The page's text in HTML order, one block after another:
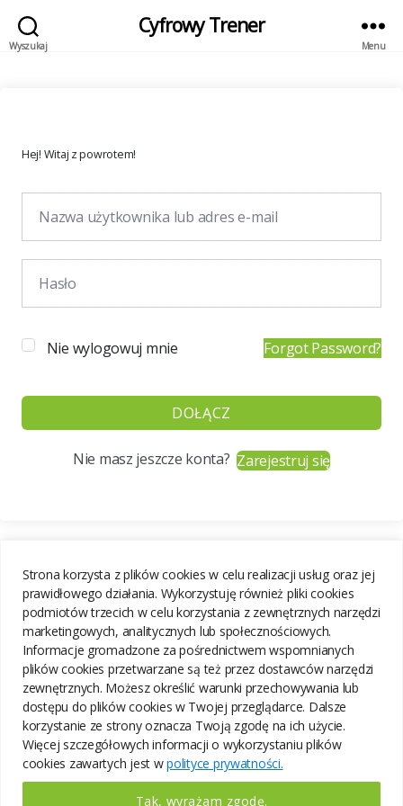
Strona korzysta z plików cookies w celu realizacji usług oraz jej
prawidłowego działania. Wykorzystuję również pliki cookies
podmiotów trzecich w celu korzystania z zewnętrznych narzędzi
marketingowych, analitycznych lub społecznościowych.
Informacje gromadzone za pośrednictwem wspomnianych
plików cookies przetwarzane są też przez dostawców narzędzi
zewnętrznych. Możesz określić warunki przechowywania lub
dostępu do plików cookies w Twojej przeglądarce. Dalsze
korzystanie ze strony oznacza Twoją zgodę na ich użycie.
Więcej szczegółowych informacji o wykorzystaniu plików
cookies zawartych jest wpolityce prywatności.
Tak, wyrażam zgodę.
Wyszukaj
Cyfrowy Trener
Menu
Hej! Witaj z powrotem!
Nie wylogowuj mnie Forgot Password?
DOŁĄCZ
Nie masz jeszcze konta?Zarejestruj się